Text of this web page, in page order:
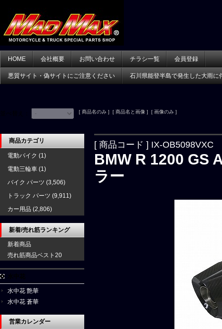
HOME 会社概要 お問い合わせ チラシ一覧 会員登録
悪質サイト・偽サイトにご注意ください 石川県能登半島で発生した大雨に
[ 商品名のみ ] [ 商品名と画像 ] [ 画像のみ ]
[ 商品コード ] IX-OB5098VXC
BMW R 1200 GS
ラー
商品カテゴリ
電動バイク (1)
電動三輪車 (1)
バイク パーツ (3,506)
トラック パーツ (9,911)
カー用品 (2,806)
新着/売れ筋ランキング
新着商品
売れ筋商品ベスト20
水中花 艶華
水中花 蒼華
営業カレンダー